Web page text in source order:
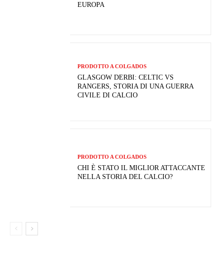
EUROPA
PRODOTTO A COLGADOS
GLASGOW DERBI: CELTIC VS
RANGERS, STORIA DI UNA GUERRA
CIVILE DI CALCIO
PRODOTTO A COLGADOS
CHI È STATO IL MIGLIOR ATTACCANTE
NELLA STORIA DEL CALCIO?